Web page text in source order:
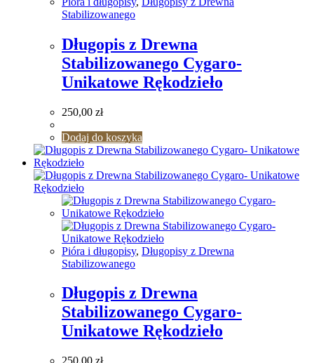
Stabilizowanego
Długopis z Drewna
Stabilizowanego Cygaro-
Unikatowe Rękodzieło
250,00 zł
Dodaj do koszyka
Pióra i długopisy, Długopisy z Drewna
Stabilizowanego
Długopis z Drewna
Stabilizowanego Cygaro-
Unikatowe Rękodzieło